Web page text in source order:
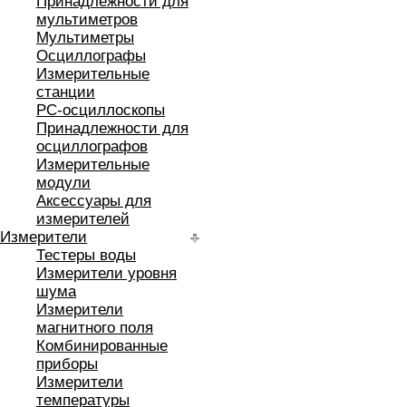
мультиметров
Мультиметры
Осциллографы
Измерительные
станции
РС-осциллоскопы
Принадлежности для
осциллографов
Измерительные
модули
Аксессуары для
измерителей
Измерители
Тестеры воды
Измерители уровня
шума
Измерители
магнитного поля
Комбинированные
приборы
Измерители
температуры